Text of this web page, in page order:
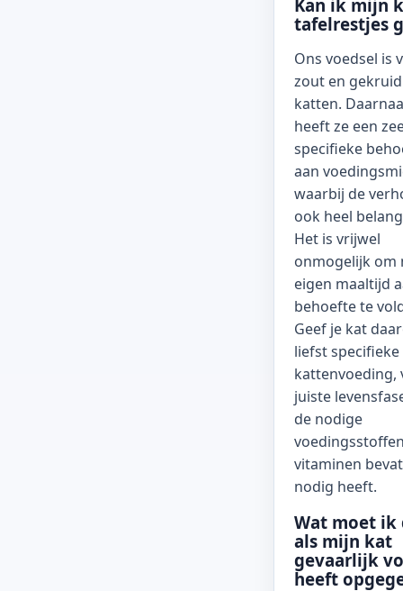
Kan ik mijn
tafelrestjes
Ons voedsel is
zout en
katten.
heeft ze een
specifieke
aan
waarbij de
ook heel
Het is vrijwel
onmogelijk om
eigen maaltijd
behoefte te
Geef je kat
liefst specifieke
kattenvoeding,
juiste
de nodige
vitaminen
nodig heeft.
Wat moet ik
als mijn kat
gevaarlijk
heeft